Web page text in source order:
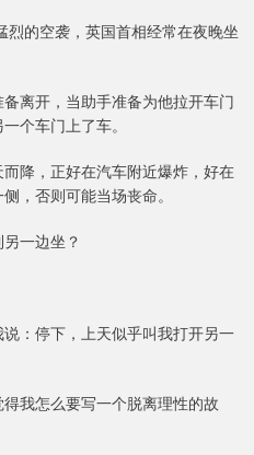
的空袭，英国首相经常在夜晚坐
离开，当助手准备为他拉开车门
个车门上了车。
降，正好在汽车附近爆炸，好在
，否则可能当场丧命。
一边坐？
：停下，上天似乎叫我打开另一
我怎么要写一个脱离理性的故